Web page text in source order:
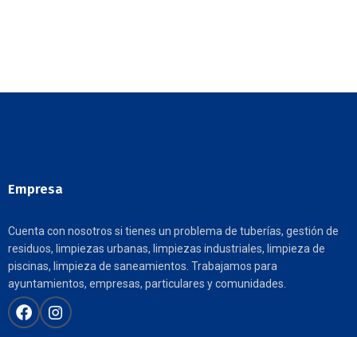
Empresa
Cuenta con nosotros si tienes un problema de tuberías, gestión de
residuos, limpiezas urbanas, limpiezas industriales, limpieza de
piscinas, limpieza de saneamientos. Trabajamos para
ayuntamientos, empresas, particulares y comunidades.